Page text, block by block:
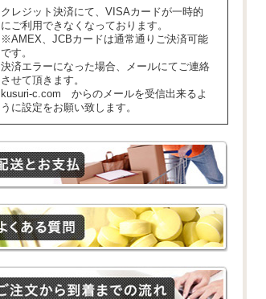
クレジット決済にて、VISAカードが一時的
にご利用できなくなっております。
※AMEX、JCBカードは通常通りご決済可能
です。
決済エラーになった場合、メールにてご連絡
させて頂きます。
kusuri-c.com からのメールを受信出来るよ
うに設定をお願い致します。